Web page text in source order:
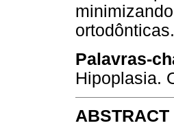
ortodônticas.
Palavras-
Hipoplasia.
ABSTRACT